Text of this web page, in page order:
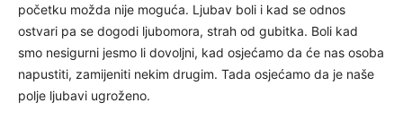
početku možda nije moguća. Ljubav boli i kad se odnos
ostvari pa se dogodi ljubomora, strah od gubitka. Boli kad
smo nesigurni jesmo li dovoljni, kad osjećamo da će nas osoba
napustiti, zamijeniti nekim drugim. Tada osjećamo da je naše
polje ljubavi ugroženo.